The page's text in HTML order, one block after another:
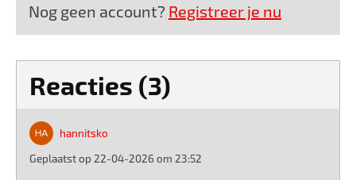
Nog geen account? Registreer je nu
Reacties (3)
hannitsko
Geplaatst op 22-04-2026 om 23:52